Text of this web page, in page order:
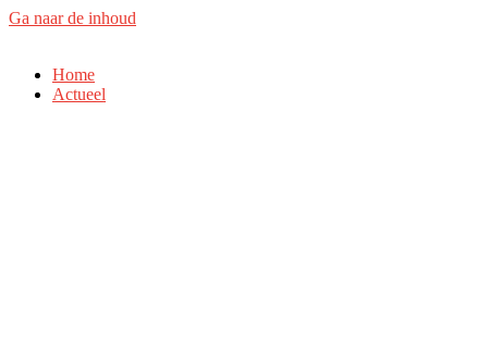
Ga naar de inhoud
Home
Actueel